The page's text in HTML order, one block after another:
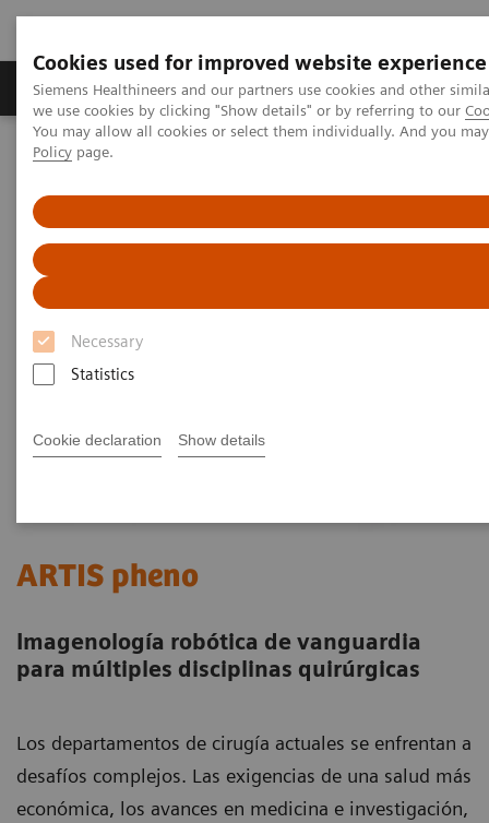
Cookies used for improved website experience
Siemens Healthineers and our partners use cookies and other
we use cookies by clicking "Show details" or by referring to our
You may allow all cookies or select them individually. And you
Policy page.
Necessary
Statistics
Cookie declaration Show details
Productos y servicios Especialidades Clínicas
Siemens Healthineers Latinoamérica
Portafolio de Productos para Cirugía
Angiografía en Sala Híbrida
ARTIS pheno - Equipo de angiografía para salas híbridas
ARTIS pheno
Imagenología robótica de vanguardia
para múltiples disciplinas quirúrgicas
Los departamentos de cirugía actuales se enfrentan a
desafíos complejos. Las exigencias de una salud más
económica, los avances en medicina e investigación,